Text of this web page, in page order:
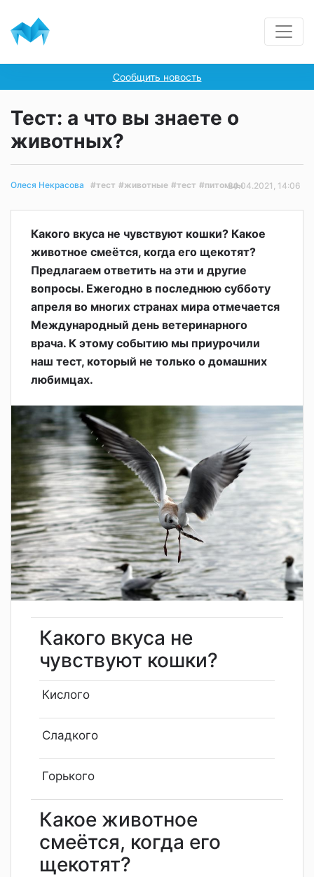
Сообщить новость
Тест: а что вы знаете о
животных?
Олеся Некрасова #тест #животные #тест #питомцы24.04.2021, 14:06
Какого вкуса не чувствуют кошки? Какое
животное смеётся, когда его щекотят?
Предлагаем ответить на эти и другие
вопросы. Ежегодно в последнюю субботу
апреля во многих странах мира отмечается
Международный день ветеринарного
врача. К этому событию мы приурочили
наш тест, который не только о домашних
любимцах.
Какого вкуса не
чувствуют кошки?
Кислого
Сладкого
Горького
Какое животное
смеётся, когда его
щекотят?